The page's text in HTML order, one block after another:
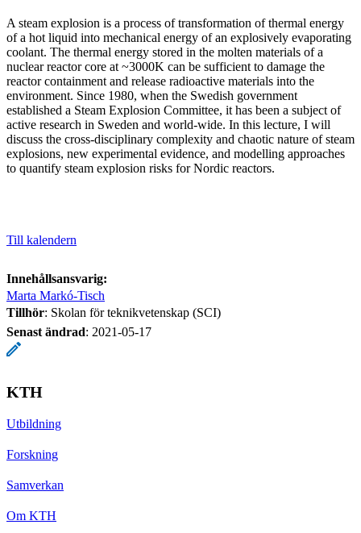
A steam explosion is a process of transformation of thermal energy
of a hot liquid into mechanical energy of an explosively evaporating
coolant. The thermal energy stored in the molten materials of a
nuclear reactor core at ~3000K can be sufficient to damage the
reactor containment and release radioactive materials into the
environment. Since 1980, when the Swedish government
established a Steam Explosion Committee, it has been a subject of
active research in Sweden and world-wide. In this lecture, I will
discuss the cross-disciplinary complexity and chaotic nature of steam
explosions, new experimental evidence, and modelling approaches
to quantify steam explosion risks for Nordic reactors.
Till kalendern
Innehållsansvarig:
Marta Markó-Tisch
Tillhör: Skolan för teknikvetenskap (SCI)
Senast ändrad: 2021-05-17
KTH
Utbildning
Forskning
Samverkan
Om KTH